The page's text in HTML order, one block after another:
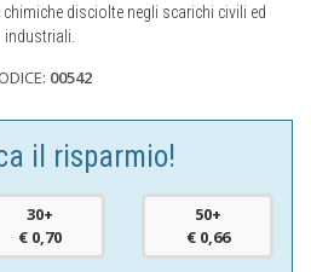
disciolte negli scarichi civili ed
industriali.
00542
il risparmio!
30+
€ 0,70
50+
€ 0,66